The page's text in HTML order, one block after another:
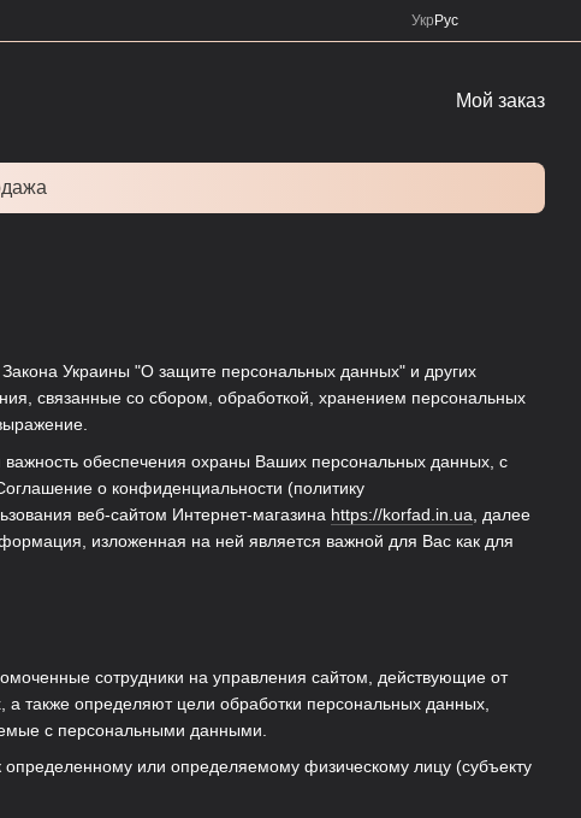
Укр Рус
Мой заказ
Украины "О защите персональных данных" и других
связанные со сбором, обработкой, хранением персональных
обеспечения охраны Ваших персональных данных, с
о конфиденциальности (политику
веб-сайтом Интернет-магазина https://korfad.in.ua , далее
изложенная на ней является важной для Вас как для
сотрудники на управления сайтом, действующие от
также определяют цели обработки персональных данных,
с персональными данными.
или определяемому физическому лицу (субъекту